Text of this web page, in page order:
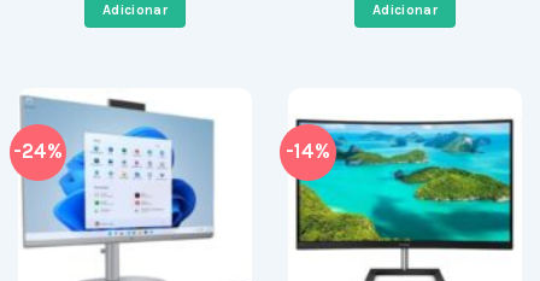
366,00 €.
Adicionar
1.092,31 €.
Adicionar
-24% -14%